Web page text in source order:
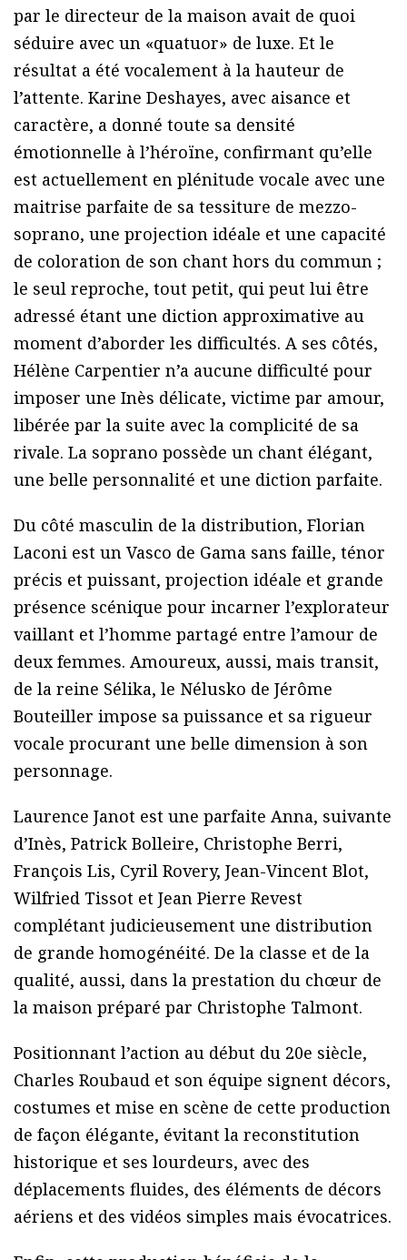
par le directeur de la maison avait de quoi
séduire avec un «quatuor» de luxe. Et le
résultat a été vocalement à la hauteur de
l’attente. Karine Deshayes, avec aisance et
caractère, a donné toute sa densité
émotionnelle à l’héroïne, confirmant qu’elle
est actuellement en plénitude vocale avec une
maitrise parfaite de sa tessiture de mezzo-
soprano, une projection idéale et une capacité
de coloration de son chant hors du commun ;
le seul reproche, tout petit, qui peut lui être
adressé étant une diction approximative au
moment d’aborder les difficultés. A ses côtés,
Hélène Carpentier n’a aucune difficulté pour
imposer une Inès délicate, victime par amour,
libérée par la suite avec la complicité de sa
rivale. La soprano possède un chant élégant,
une belle personnalité et une diction parfaite.
Du côté masculin de la distribution, Florian
Laconi est un Vasco de Gama sans faille, ténor
précis et puissant, projection idéale et grande
présence scénique pour incarner l’explorateur
vaillant et l’homme partagé entre l’amour de
deux femmes. Amoureux, aussi, mais transit,
de la reine Sélika, le Nélusko de Jérôme
Bouteiller impose sa puissance et sa rigueur
vocale procurant une belle dimension à son
personnage.
Laurence Janot est une parfaite Anna, suivante
d’Inès, Patrick Bolleire, Christophe Berri,
François Lis, Cyril Rovery, Jean-Vincent Blot,
Wilfried Tissot et Jean Pierre Revest
complétant judicieusement une distribution
de grande homogénéité. De la classe et de la
qualité, aussi, dans la prestation du chœur de
la maison préparé par Christophe Talmont.
Positionnant l’action au début du 20e siècle,
Charles Roubaud et son équipe signent décors,
costumes et mise en scène de cette production
de façon élégante, évitant la reconstitution
historique et ses lourdeurs, avec des
déplacements fluides, des éléments de décors
aériens et des vidéos simples mais évocatrices.